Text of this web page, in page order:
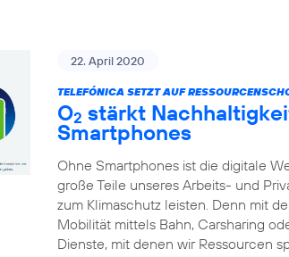
22. April 2020
TELEFÓNICA SETZT AUF
O2 stärkt
Smartphones
Ohne Smartphones ist die digitale
große Teile unseres Arbeits- und
zum Klimaschutz leisten. Denn mit
Mobilität mittels Bahn, Carsharing
Dienste, mit denen wir Ressourcen